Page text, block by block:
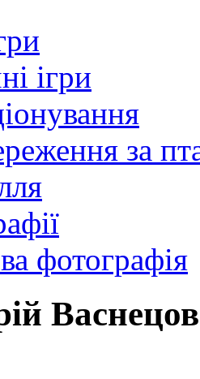
ігри
за
фотографія